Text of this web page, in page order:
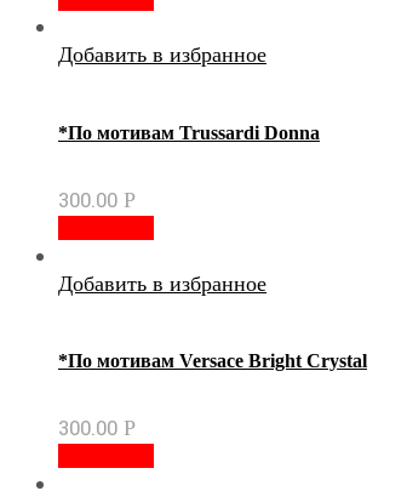
Добавить в избранное
*По мотивам Trussardi Donna
300.00 Р
Добавить в избранное
*По мотивам Versace Bright Crystal
300.00 Р